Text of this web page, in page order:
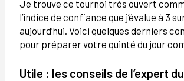
Je trouve ce tournoi très ouvert
l’indice de confiance que j’évalue à 3
aujourd’hui. Voici quelques derniers
pour préparer votre quinté du jour
Utile : les conseils de l’expert